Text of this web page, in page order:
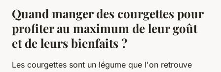
Quand manger des courgettes pour
profiter au maximum de leur goût
et de leurs bienfaits ?
Les courgettes sont un légume que l'on retrouve